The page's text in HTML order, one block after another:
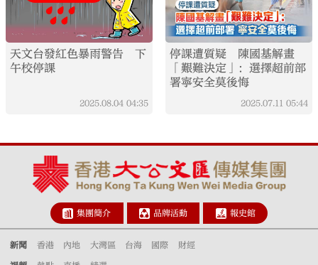
天文台發紅色暴雨警告 下
午校停課
2025.08.04 04:35
停課遭質疑 陳國基解畫
「艱難決定」：選擇超前部
署寧安全莫後悔
2025.07.11 05:44
集團簡介 品牌活動 報史館
新聞 香港 內地 大灣區 台海 國際 財經